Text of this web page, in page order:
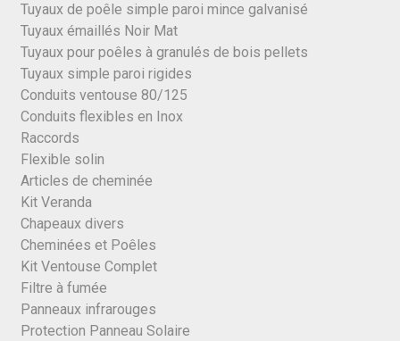
Tuyaux de poêle simple paroi mince galvanisé
Tuyaux émaillés Noir Mat
Tuyaux pour poêles à granulés de bois pellets
Tuyaux simple paroi rigides
Conduits ventouse 80/125
Conduits flexibles en Inox
Raccords
Flexible solin
Articles de cheminée
Kit Veranda
Chapeaux divers
Cheminées et Poêles
Kit Ventouse Complet
Filtre à fumée
Panneaux infrarouges
Protection Panneau Solaire